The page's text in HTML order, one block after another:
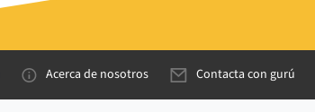
Acerca de nosotros Contacta con gurú